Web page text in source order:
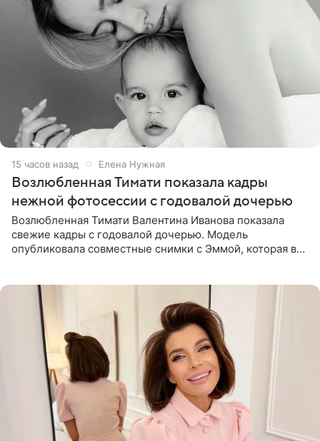
15 часов назад Елена Нужная
Возлюбленная Тимати показала кадры
нежной фотосессии с годовалой дочерью
Возлюбленная Тимати Валентина Иванова показала
свежие кадры с годовалой дочерью. Модель
опубликовала совместные снимки с Эммой, которая в